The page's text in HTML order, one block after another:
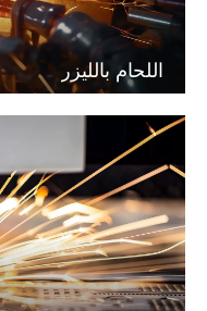
اللحام بالليزر